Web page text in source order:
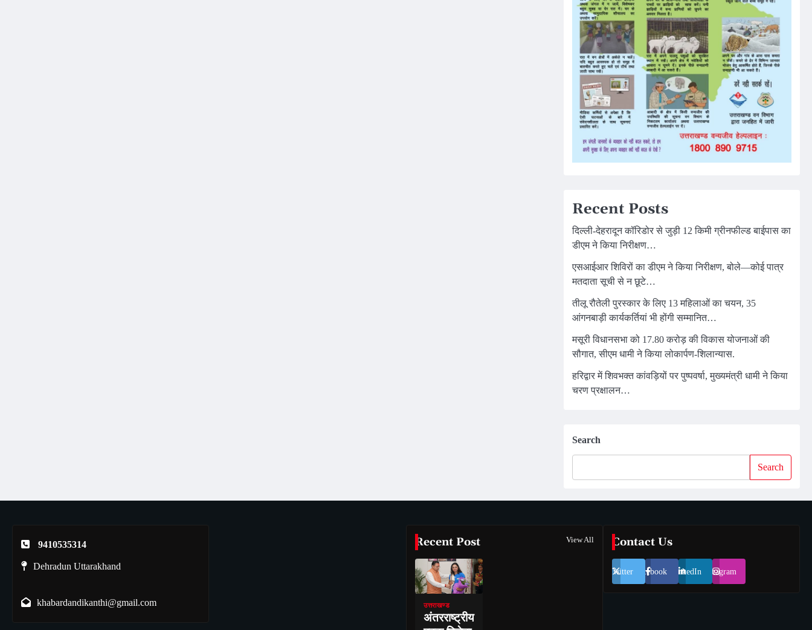
Recent Posts
दिल्ली-देहरादून कॉरिडोर से जुड़ी 12 किमी ग्रीनफील्ड बाईपास का
डीएम ने किया निरीक्षण…
एसआईआर शिविरों का डीएम ने किया निरीक्षण, बोले—कोई पात्र
मतदाता सूची से न छूटे…
तीलू रौतेली पुरस्कार के लिए 13 महिलाओं का चयन, 35
आंगनबाड़ी कार्यकर्तियां भी होंगी सम्मानित…
मसूरी विधानसभा को 17.80 करोड़ की विकास योजनाओं की
सौगात, सीएम धामी ने किया लोकार्पण-शिलान्यास.
हरिद्वार में शिवभक्त कांवड़ियों पर पुष्पवर्षा, मुख्यमंत्री धामी ने किया
चरण प्रक्षालन…
Search
Search
9410535314
Dehradun Uttarakhand
khabardandikanthi@gmail.com
Recent Post View All
उत्तराखण्ड
अंतरराष्ट्रीय
Contact Us
Twitter Facebook LinkedIn Instagram